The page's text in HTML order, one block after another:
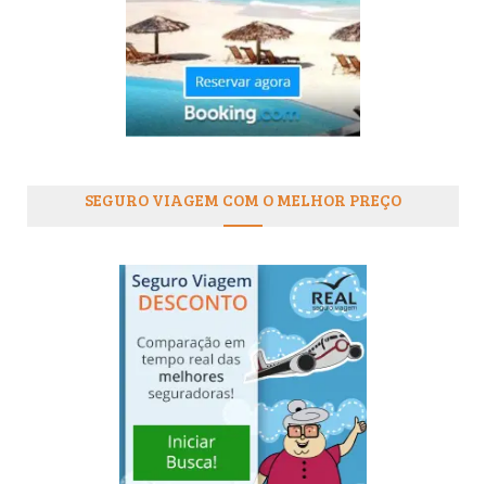
SEGURO VIAGEM COM O MELHOR PREÇO